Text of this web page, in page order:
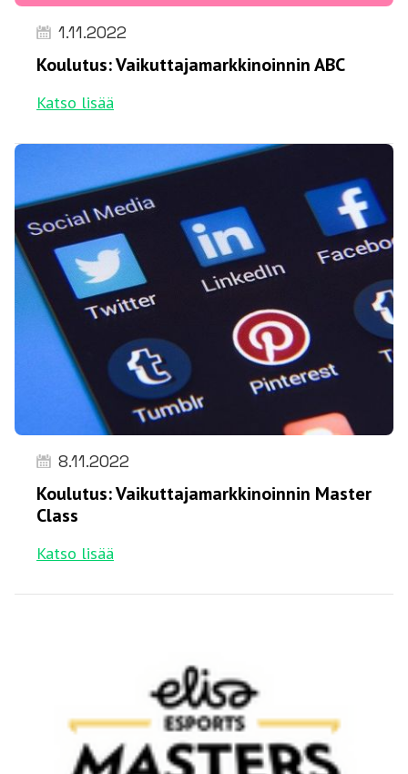
1.11.2022
Koulutus: Vaikuttajamarkkinoinnin ABC
Katso lisää
8.11.2022
Koulutus: Vaikuttajamarkkinoinnin Master
Class
Katso lisää